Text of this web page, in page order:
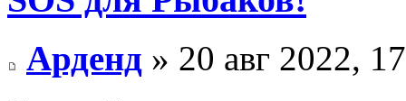
Арденд » 20 авг 2022,